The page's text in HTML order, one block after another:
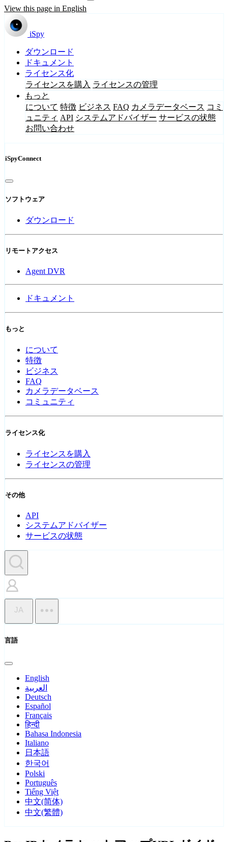
View this page in English
iSpy
ダウンロード
ドキュメント
ライセンス化
ライセンスを購入 ライセンスの管理
もっと
について 特徴 ビジネス FAQ カメラデータベース コミ
ュニティ API システムアドバイザー サービスの状態
お問い合わせ
iSpyConnect
ソフトウェア
ダウンロード
リモートアクセス
Agent DVR
ドキュメント
もっと
について
特徴
ビジネス
FAQ
カメラデータベース
コミュニティ
ライセンス化
ライセンスを購入
ライセンスの管理
その他
API
システムアドバイザー
サービスの状態
JA
言語
English
العربية
Deutsch
Español
Français
हिन्दी
Bahasa Indonesia
Italiano
日本語
한국어
Polski
Português
Tiếng Việt
中文(简体)
中文(繁體)